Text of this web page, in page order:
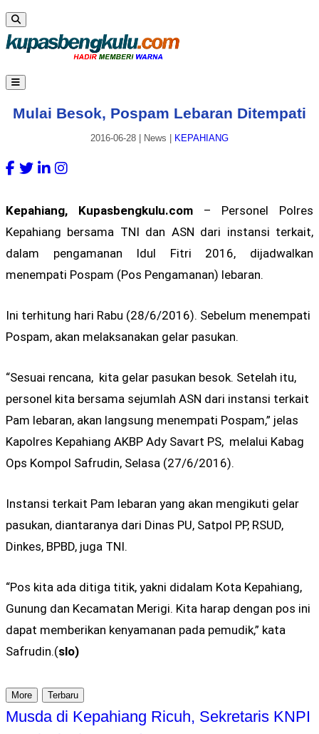
Mulai Besok, Pospam Lebaran Ditempati
2016-06-28 News KEPAHIANG
Kepahiang, Kupasbengkulu.com– Personel Polres
Kepahiang bersama TNI dan ASN dari instansi terkait,
dalam pengamanan Idul Fitri 2016, dijadwalkan
menempati Pospam (Pos Pengamanan) lebaran.
Ini terhitung hari Rabu (28/6/2016). Sebelum menempati
Pospam, akan melaksanakan gelar pasukan.
“Sesuai rencana, kita gelar pasukan besok. Setelah itu,
personel kita bersama sejumlah ASN dari instansi terkait
Pam lebaran, akan langsung menempati Pospam,” jelas
Kapolres Kepahiang AKBP Ady Savart PS, melalui Kabag
Ops Kompol Safrudin, Selasa (27/6/2016).
Instansi terkait Pam lebaran yang akan mengikuti gelar
pasukan, diantaranya dari Dinas PU, Satpol PP, RSUD,
Dinkes, BPBD, juga TNI.
“Pos kita ada ditiga titik, yakni didalam Kota Kepahiang,
Gunung dan Kecamatan Merigi. Kita harap dengan pos ini
dapat memberikan kenyamanan pada pemudik,” kata
Safrudin.(slo)
More Terbaru
Musda di Kepahiang Ricuh, Sekretaris KNPI